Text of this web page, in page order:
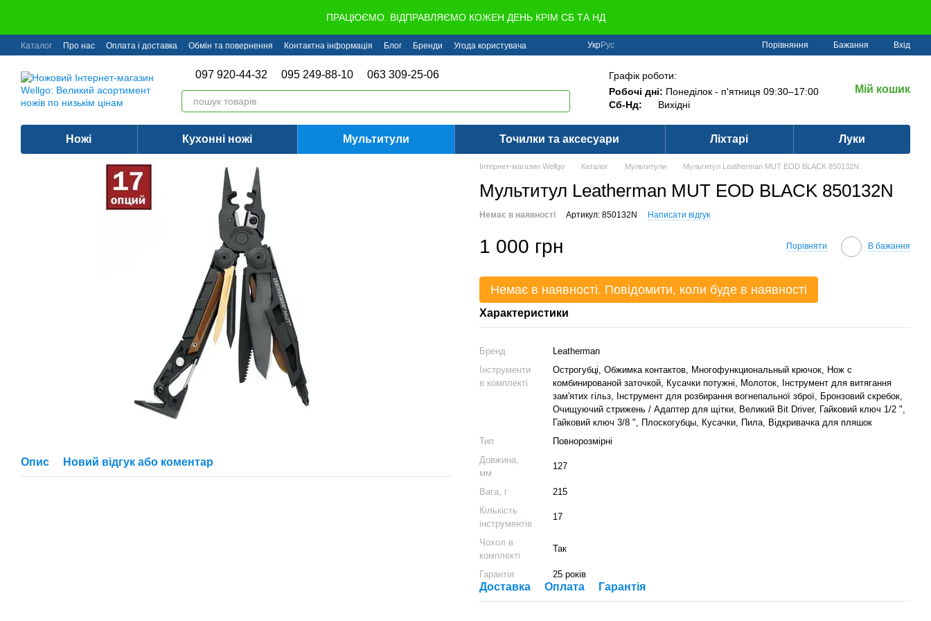
ПРАЦЮЄМО. ВІДПРАВЛЯЄМО КОЖЕН ДЕНЬ КРІМ СБ ТА НД
Каталог Про нас Оплата і доставка Обмін та повернення Контактна інформація Блог Бренди Угода користувача УкрРус Порівняння Бажання Вхід
097 920-44-32 095 249-88-10 063 309-25-06
Графік роботи:
Робочі дні: Понеділок - п'ятниця 09:30–17:00
Сб-Нд:
Вихідні
Мій кошик
Ножі Кухонні ножі Мультитули Точилки та аксесуари Ліхтарі Луки
Опис Новий відгук або коментар
Інтернет-магазин Wellgo Каталог Мультитули Мультитул Leatherman MUT EOD BLACK 850132N
Мультитул Leatherman MUT EOD BLACK 850132N
Немає в наявності Артикул: 850132N Написати відгук
1 000 грн Порівняти В бажання
Немає в наявності. Повідомити, коли буде в наявності
Характеристики
Бренд
Leatherman
Інструменти
в комплекті
Острогубці, Обжимка контактов, Многофункциональный крючок, Нож с
комбинированой заточкой, Кусачки потужні, Молоток, Інструмент для витягання
зам'ятих гільз, Інструмент для розбирання вогнепальної зброї, Бронзовий скребок,
Очищуючий стрижень / Адаптер для щітки, Великий Bit Driver, Гайковий ключ 1/2 ",
Гайковий ключ 3/8 ", Плоскогубцы, Кусачки, Пила, Відкривачка для пляшок
Тип
Повнорозмірні
Довжина,
мм
127
Вага, г
215
Кількість
інструментів
17
Чохол в
комплекті
Так
Гарантія 25 років
Доставка Оплата Гарантія